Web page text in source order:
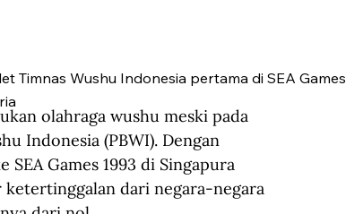
Timnas Wushu Indonesia pertama di SEA Games
olahraga wushu meski pada
Indonesia (PBWI). Dengan
Games 1993 di Singapura
dari negara-negara